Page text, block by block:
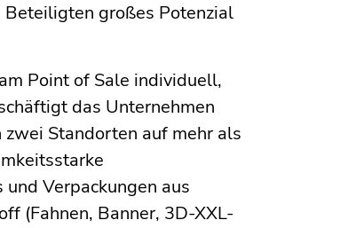
Beteiligten großes Potenzial
Point of Sale individuell,
das Unternehmen
Standorten auf mehr als
Verpackungen aus
(Fahnen, Banner, 3D-XXL-